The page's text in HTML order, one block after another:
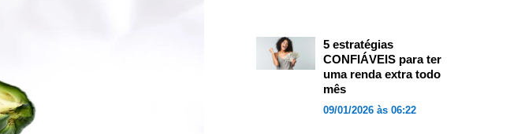
5 estratégias
CONFIÁVEIS para ter
uma renda extra todo
mês
09/01/2026 às 06:22